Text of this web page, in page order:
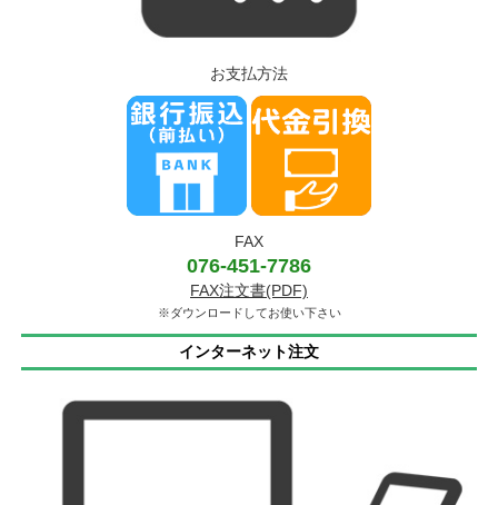
お支払方法
FAX
076-451-7786
FAX注文書(PDF)
※ダウンロードしてお使い下さい
インターネット注文